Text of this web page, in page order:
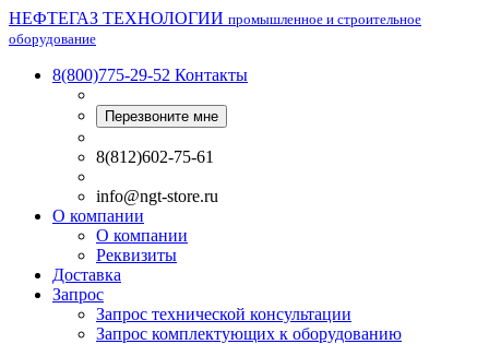
НЕФТЕГАЗ ТЕХНОЛОГИИ промышленное и строительное
оборудование
8(800)775-29-52 Контакты
Перезвоните мне
8(812)602-75-61
info@ngt-store.ru
О компании
О компании
Реквизиты
Доставка
Запрос
Запрос технической консультации
Запрос комплектующих к оборудованию